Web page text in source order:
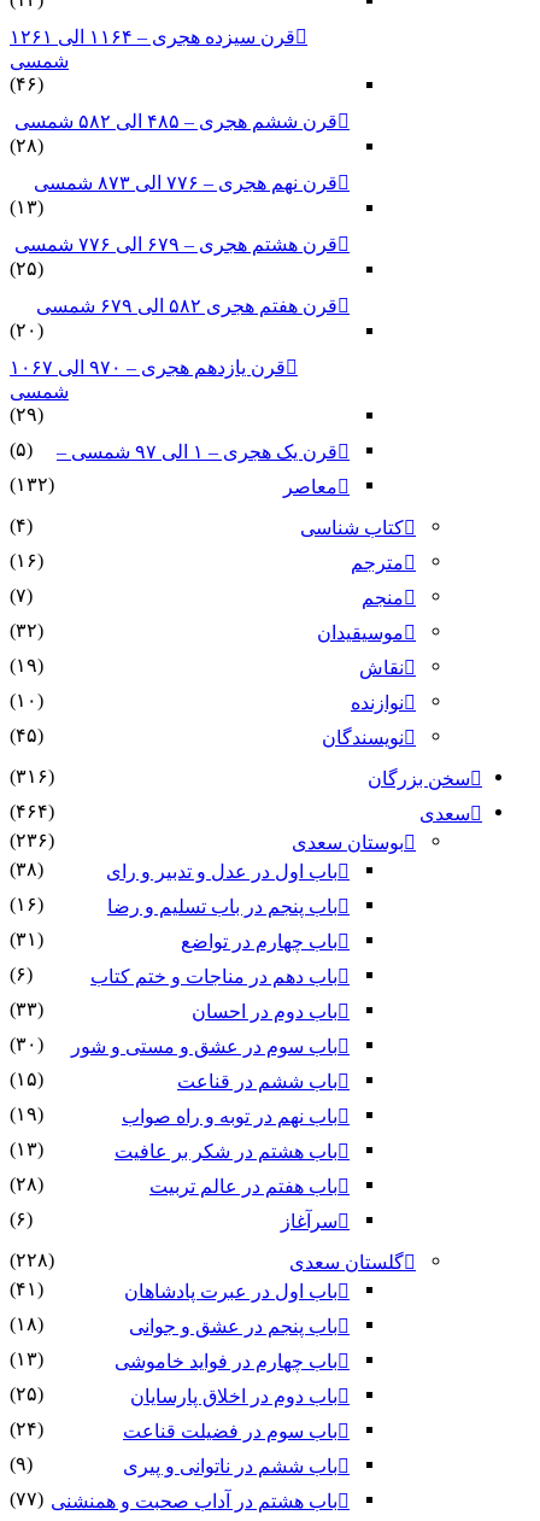
قرن سیزده هجری – ۱۱۶۴ الی ۱۲۶۱
شمسی
(۴۶)
قرن ششم هجری – ۴۸۵ الی ۵۸۲ شمسی
(۲۸)
قرن نهم هجری – ۷۷۶ الی ۸۷۳ شمسی
(۱۳)
قرن هشتم هجری – ۶۷۹ الی ۷۷۶ شمسی
(۲۵)
قرن هفتم هجری ۵۸۲ الی ۶۷۹ شمسی
(۲۰)
قرن یازدهم هجری – ۹۷۰ الی ۱۰۶۷
شمسی
(۲۹)
قرن یک هجری – ۱ الی ۹۷ شمسی –
(۵)
معاصر
(۱۳۲)
کتاب شناسی
(۴)
مترجم
(۱۶)
منجم
(۷)
موسیقیدان
(۳۲)
نقاش
(۱۹)
نوازنده
(۱۰)
نویسندگان
(۴۵)
سخن بزرگان
(۳۱۶)
سعدی
(۴۶۴)
بوستان سعدی
(۲۳۶)
باب اول در عدل و تدبیر و رای
(۳۸)
باب پنجم در باب تسلیم و رضا
(۱۶)
باب چهارم در تواضع
(۳۱)
باب دهم در مناجات و ختم کتاب
(۶)
باب دوم در احسان
(۳۳)
باب سوم در عشق و مستی و شور
(۳۰)
باب ششم در قناعت
(۱۵)
باب نهم در توبه و راه صواب
(۱۹)
باب هشتم در شکر بر عافیت
(۱۳)
باب هفتم در عالم تربیت
(۲۸)
سرآغاز
(۶)
گلستان سعدی
(۲۲۸)
باب اول در عبرت پادشاهان
(۴۱)
باب پنجم در عشق و جوانى
(۱۸)
باب چهارم در فواید خاموشى
(۱۳)
باب دوم در اخلاق پارسایان
(۲۵)
باب سوم در فضیلت قناعت
(۲۴)
باب ششم در ناتوانى و پیرى
(۹)
باب هشتم در آداب صحبت و همنشنى (۷۷)